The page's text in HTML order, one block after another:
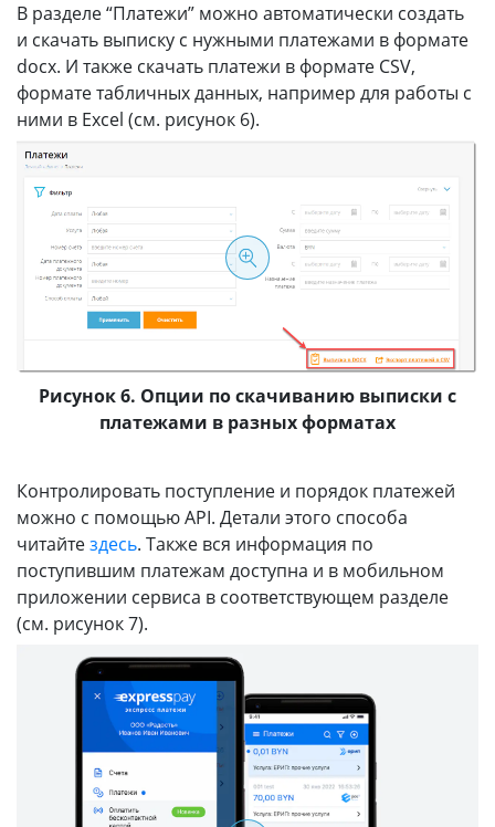
В разделе “Платежи” можно автоматически создать
и скачать выписку с нужными платежами в формате
docx. И также скачать платежи в формате CSV,
формате табличных данных, например для работы с
ними в Excel (см. рисунок 6).
Рисунок 6. Опции по скачиванию выписки с
платежами в разных форматах
Контролировать поступление и порядок платежей
можно с помощью API. Детали этого способа
читайтездесь. Также вся информация по
поступившим платежам доступна и в мобильном
приложении сервиса в соответствующем разделе
(см. рисунок 7).